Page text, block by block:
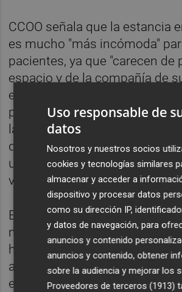
CCOO señala que la estancia
es mucho "más incómoda"
pacientes, ya que "carecen de
espacio y de la compañía de
en estos momentos de
parte, el personal de
la atención que se daría en
que se atiende a los
una atención inmediata,
volumen de trabajo
El sindicato denuncia que en
meses el Servicio de
ha visto sometido a "una
alta mantenida y su personal
enfrentar una sobrecarga de
Uso responsable de
datos
Nosotros y nuestros socios
cookies y tecnologías similares
almacenar y acceder a
dispositivo y procesar datos
como su dirección IP,
y datos de navegación, para
anuncios y contenido
anuncios y contenido, obtener
sobre la audiencia y mejorar los
Proveedores de terceros (1913)